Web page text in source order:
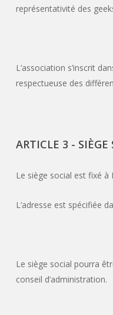
représentativité des
L’association s’inscrit
respectueuse des
ARTICLE 3 - SIÈGE
Le siège social est fixé à
L’adresse est spécifiée
Le siège social pourra
conseil d’administration.